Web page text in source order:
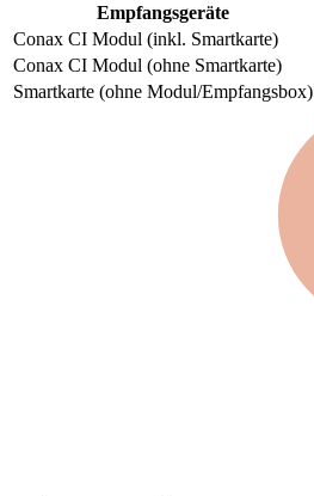
Empfangsgeräte
Conax CI Modul (inkl. Smartkarte)
Conax CI Modul (ohne Smartkarte)
Smartkarte (ohne Modul/Empfangsbox)